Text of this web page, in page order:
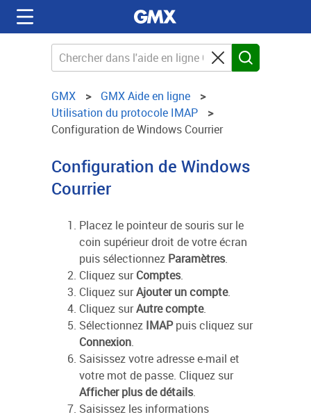
GMX
GMX Aide en ligne
Utilisation du protocole IMAP
Configuration de Windows Courrier
Configuration de Windows
Courrier
Placez le pointeur de souris sur le
coin supérieur droit de votre écran
puis sélectionnez Paramètres.
Cliquez surComptes.
Cliquez surAjouter un compte.
Cliquez surAutre compte.
Sélectionnez IMAPpuis cliquez sur
Connexion.
Saisissez votre adresse e-mail et
votre mot de passe. Cliquez sur
Afficher plus de détails.
Saisissez les informations